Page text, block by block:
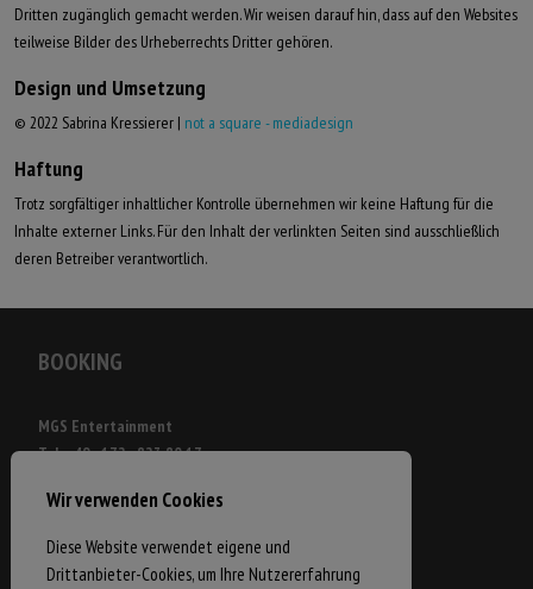
Wir verwenden Cookies
Diese Website verwendet eigene und
Drittanbieter-Cookies, um Ihre Nutzererfahrung
Dritten zugänglich gemacht werden.Wir weisen darauf hin, dass auf den Websites
teilweise Bilder des Urheberrechts Dritter gehören.
Design und Umsetzung
© 2022 Sabrina Kressierer | not a square - mediadesign
Haftung
Trotz sorgfältiger inhaltlicher Kontrolle übernehmen wir keine Haftung für die
Inhalte externer Links.Für den Inhalt der verlinkten Seiten sind ausschließlich
deren Betreiber verantwortlich.
BOOKING
MGS Entertainment
Tel. +49 - 172 - 823 80 17
martin(at)martinschmitt(.)de